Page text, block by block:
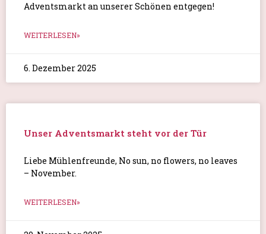
Adventsmarkt an unserer Schönen entgegen!
WEITERLESEN»
6. Dezember 2025
Unser Adventsmarkt steht vor der Tür
Liebe Mühlenfreunde, No sun, no flowers, no leaves
– November.
WEITERLESEN»